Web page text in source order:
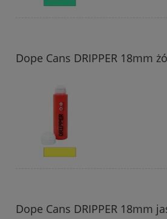
Dope Cans DRIPPER 18mm
Dope Cans DRIPPER 18mm